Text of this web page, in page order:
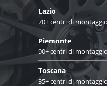
Lazio
70+ centri di montaggio
Piemonte
90+ centri di montaggio
Toscana
35+ centri di montaggio